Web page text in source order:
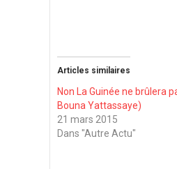
Articles similaires
Non La Guinée ne brûlera
Bouna Yattassaye)
21 mars 2015
Dans "Autre Actu"